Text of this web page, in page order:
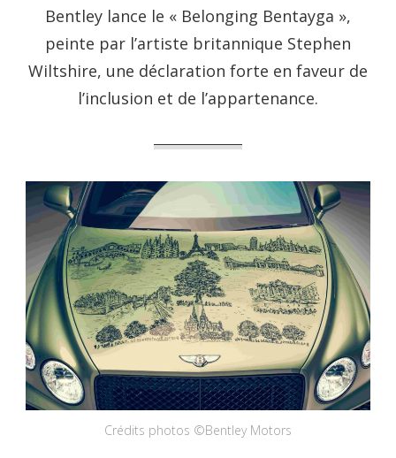
Bentley lance le « Belonging Bentayga »,
peinte par l’artiste britannique Stephen
Wiltshire, une déclaration forte en faveur de
l’inclusion et de l’appartenance.
Crédits photos ©Bentley Motors